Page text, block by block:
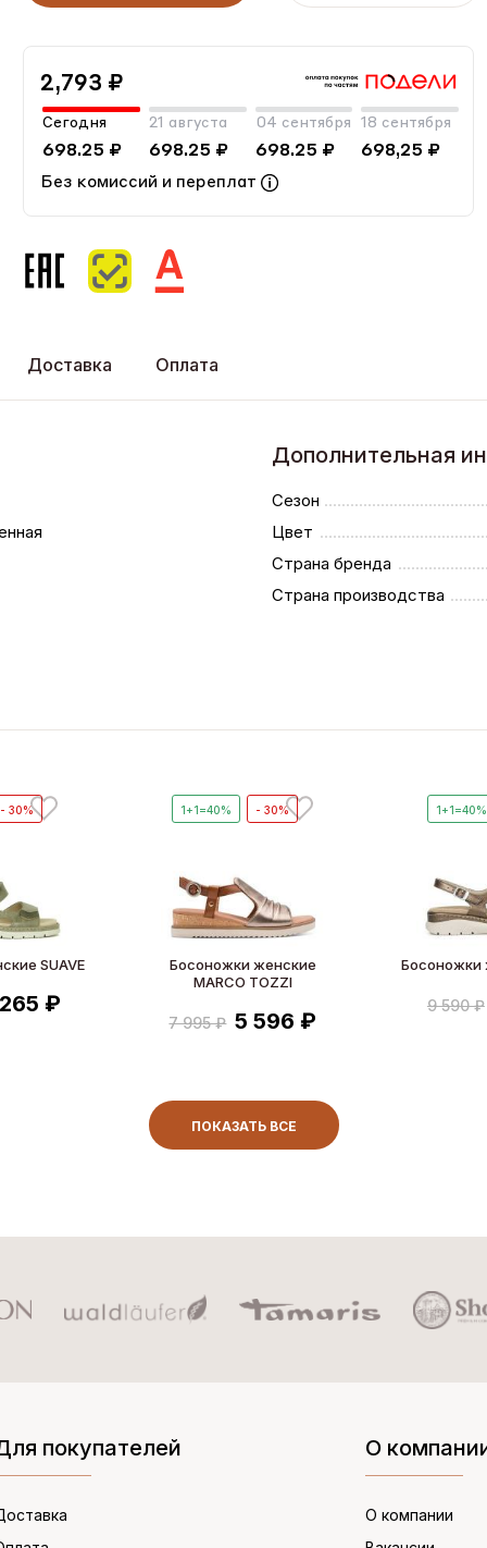
2,793 ₽
Сегодня
698.25 ₽
21 августа
698.25 ₽
04 сентября
698.25 ₽
18 сентября
698,25 ₽
Без комиссий и переплат
Доставка Оплата
Дополнительная
Сезон
Цвет
Страна бренда
Страна производства
- 30%
SUAVE
₽
1+1=40% - 30%
Босоножки женские
MARCO TOZZI
7 995 ₽ 5 596 ₽
1+1=40%
Босоножки
9 590 ₽
ПОКАЗАТЬ ВСЕ
покупателей О
О компании